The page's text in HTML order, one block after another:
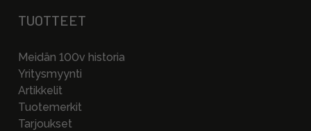
TUOTTEET
Meidän 100v historia
Yritysmyynti
Artikkelit
Tuotemerkit
Tarjoukset